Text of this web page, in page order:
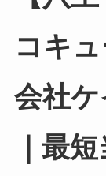
コキ
会社
｜最